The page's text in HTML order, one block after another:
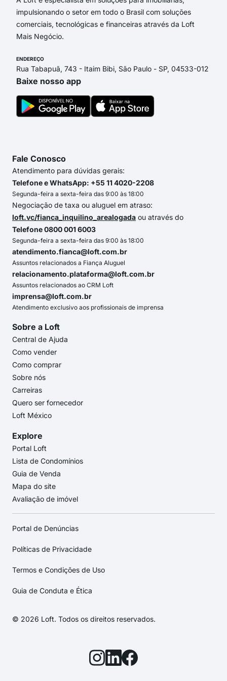
impulsionando o setor em todo o Brasil com soluções
comerciais, tecnológicas e financeiras através da Loft
Mais Negócio.
ENDEREÇO
Rua Tabapuã, 743 - Itaim Bibi, São Paulo - SP, 04533-012
Baixe nosso app
Fale Conosco
Atendimento para dúvidas gerais:
Telefone e WhatsApp: +55 11 4020-2208
Segunda-feira a sexta-feira das 9:00 às 18:00
Negociação de taxa ou aluguel em atraso:
loft.vc/fianca_inquilino_arealogada ou através do
Telefone 0800 001 6003
Segunda-feira a sexta-feira das 9:00 às 18:00
atendimento.fianca@loft.com.br
Assuntos relacionados a Fiança Aluguel
relacionamento.plataforma@loft.com.br
Assuntos relacionados ao CRM Loft
imprensa@loft.com.br
Atendimento exclusivo aos profissionais de imprensa
Sobre a Loft
Central de Ajuda
Como vender
Como comprar
Sobre nós
Carreiras
Quero ser fornecedor
Loft México
Explore
Portal Loft
Lista de Condomínios
Guia de Venda
Mapa do site
Avaliação de imóvel
Portal de Denúncias
Políticas de Privacidade
Termos e Condições de Uso
Guia de Conduta e Ética
© 2026 Loft. Todos os direitos reservados.